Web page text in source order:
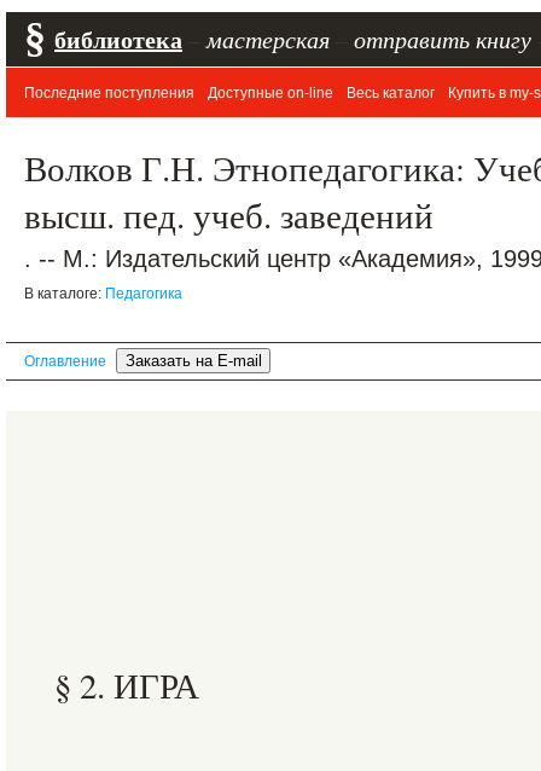
§ библиотека мастерская отправить книгу
Последние поступления Доступные on-line Весь каталог Купить в my-
Волков Г.Н. Этнопедагогика:
высш. пед. учеб. заведений
. -- М.: Издательский центр «Академия»,
В каталоге: Педагогика
Оглавление
§ 2. ИГРА